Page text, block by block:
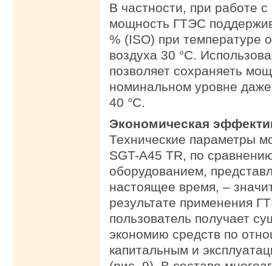
В частности, при работе с
мощность ГТЭС
% (ISO) при температуре
воздуха 30 °C.
позволяет сохраняеть
номинальном уровне
40 °C.
Экономическая
Технические параметры
SGT-A45 TR, по
оборудованием,
настоящее время, –
результате применения
пользователь получает
экономию средств по
капитальным и